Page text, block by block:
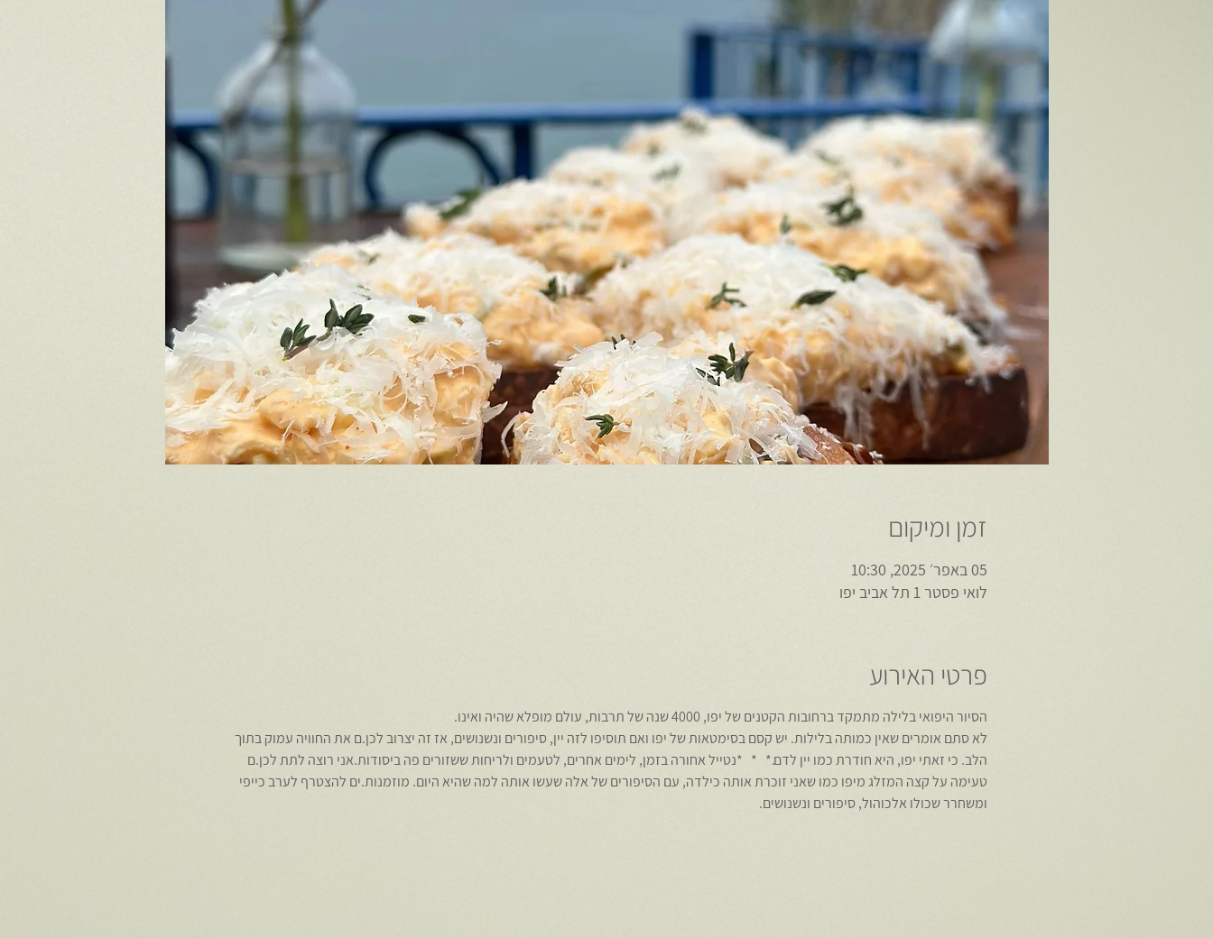
זמן ומיקום
05 באפר׳ 2025, 10:30
לואי פסטר 1 תל אביב יפו
פרטי האירוע
הסיור היפואי בלילה מתמקד ברחובות הקטנים של יפו, 4000 שנה של תרבות, עולם מופלא שהיה ואינו.
לא סתם אומרים שאין כמותה בלילות. יש קסם בסימטאות של יפו ואם תוסיפו לזה יין, סיפורים ונשנושים, אז זה יצרוב לכן.ם את החוויה עמוק בתוך
הלב. כי זאתי יפו, היא חודרת כמו יין לדם.*   *   *נטייל אחורה בזמן, לימים אחרים, לטעמים ולריחות ששזורים פה ביסודות.אני רוצה לתת לכן.ם
טעימה על קצה המזלג מיפו כמו שאני זוכרת אותה כילדה, עם הסיפורים של אלה שעשו אותה למה שהיא היום. מוזמנות.ים להצטרף לערב כייפי
ומשחרר שכולו אלכוהול, סיפורים ונשנושים.